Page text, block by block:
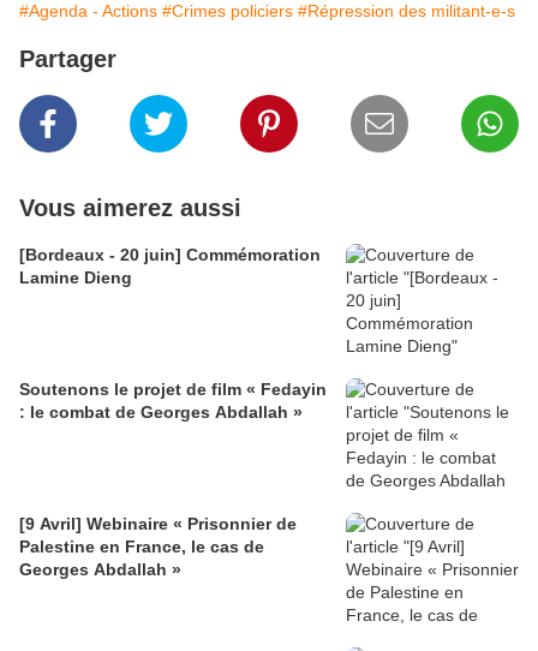
#Agenda - Actions #Crimes policiers #Répression des militant-e-s
Partager
Vous aimerez aussi
[Bordeaux - 20 juin] Commémoration
Lamine Dieng
Soutenons le projet de film « Fedayin
: le combat de Georges Abdallah »
[9 Avril] Webinaire « Prisonnier de
Palestine en France, le cas de
Georges Abdallah »